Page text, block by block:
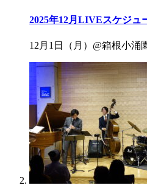
2025年12月LIVEスケジュ
12月1日（月）@箱根小